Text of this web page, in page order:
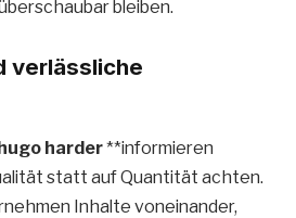
bleiben.
verlässliche
harder**informieren
statt auf Quantität achten.
Inhalte voneinander,